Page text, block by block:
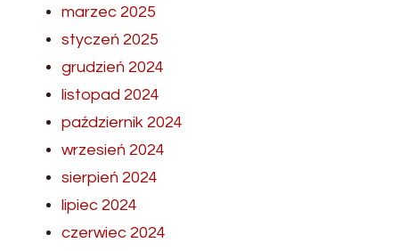
marzec 2025
styczeń 2025
grudzień 2024
listopad 2024
październik 2024
wrzesień 2024
sierpień 2024
lipiec 2024
czerwiec 2024